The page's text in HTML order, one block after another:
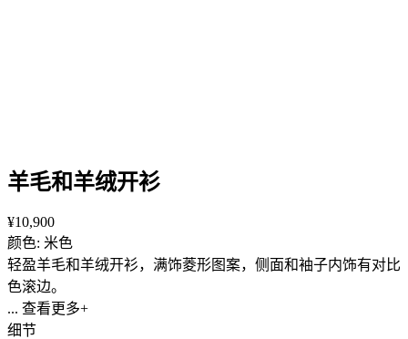
羊毛和羊绒开衫
¥10,900
颜色: 米色
轻盈羊毛和羊绒开衫，满饰菱形图案，侧面和袖子内饰有对比
色滚边。
... 查看更多+
细节